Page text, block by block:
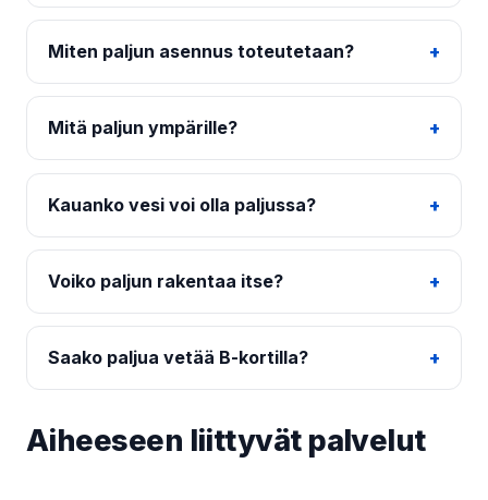
Miten paljun asennus toteutetaan?
Mitä paljun ympärille?
Kauanko vesi voi olla paljussa?
Voiko paljun rakentaa itse?
Saako paljua vetää B-kortilla?
Aiheeseen liittyvät palvelut